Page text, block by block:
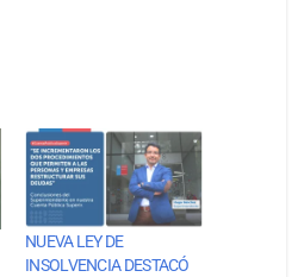
NUEVA LEY DE
INSOLVENCIA DESTACÓ